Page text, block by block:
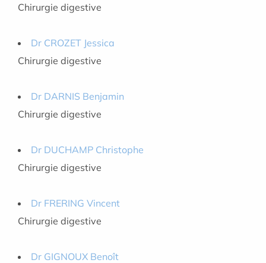
Chirurgie digestive
Dr CROZET Jessica
Chirurgie digestive
Dr DARNIS Benjamin
Chirurgie digestive
Dr DUCHAMP Christophe
Chirurgie digestive
Dr FRERING Vincent
Chirurgie digestive
Dr GIGNOUX Benoît